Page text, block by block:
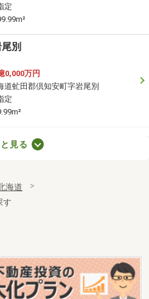
定
別
0,000万円
道虻田郡倶知安町字岩尾別
定
条２
低層
万円
道千歳市青葉５丁目
業
見る
海道
す